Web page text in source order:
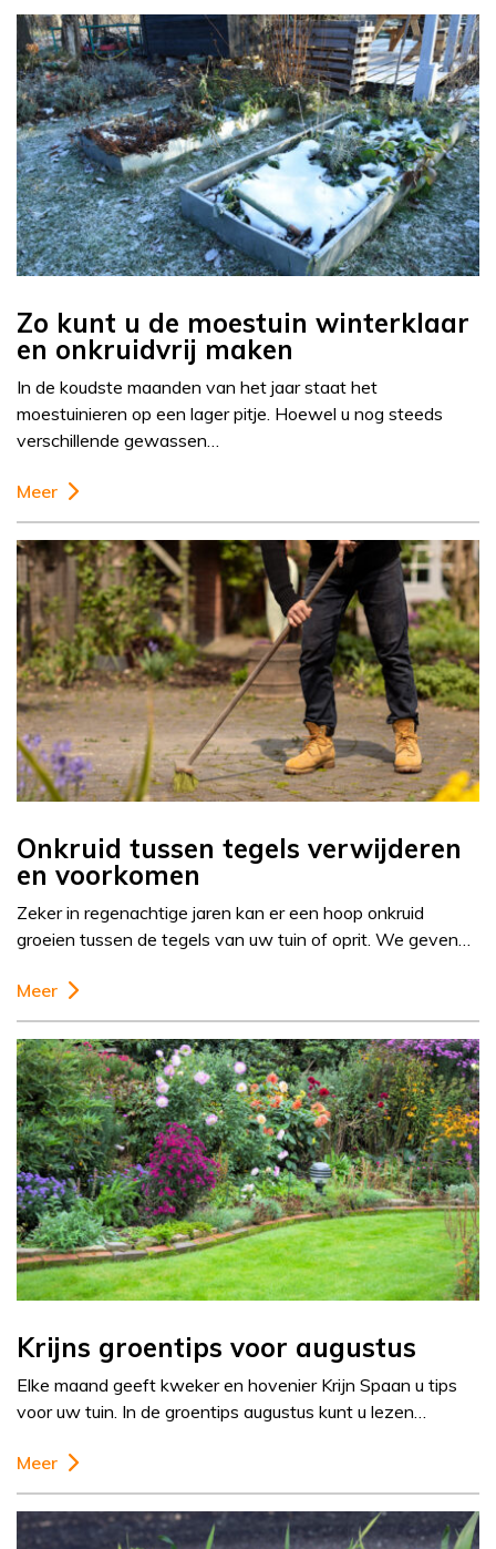
Zo kunt u de moestuin winterklaar
en onkruidvrij maken
In de koudste maanden van het jaar staat het
moestuinieren op een lager pitje. Hoewel u nog steeds
verschillende gewassen…
Meer
Onkruid tussen tegels verwijderen
en voorkomen
Zeker in regenachtige jaren kan er een hoop onkruid
groeien tussen de tegels van uw tuin of oprit. We geven…
Meer
Krijns groentips voor augustus
Elke maand geeft kweker en hovenier Krijn Spaan u tips
voor uw tuin. In de groentips augustus kunt u lezen…
Meer